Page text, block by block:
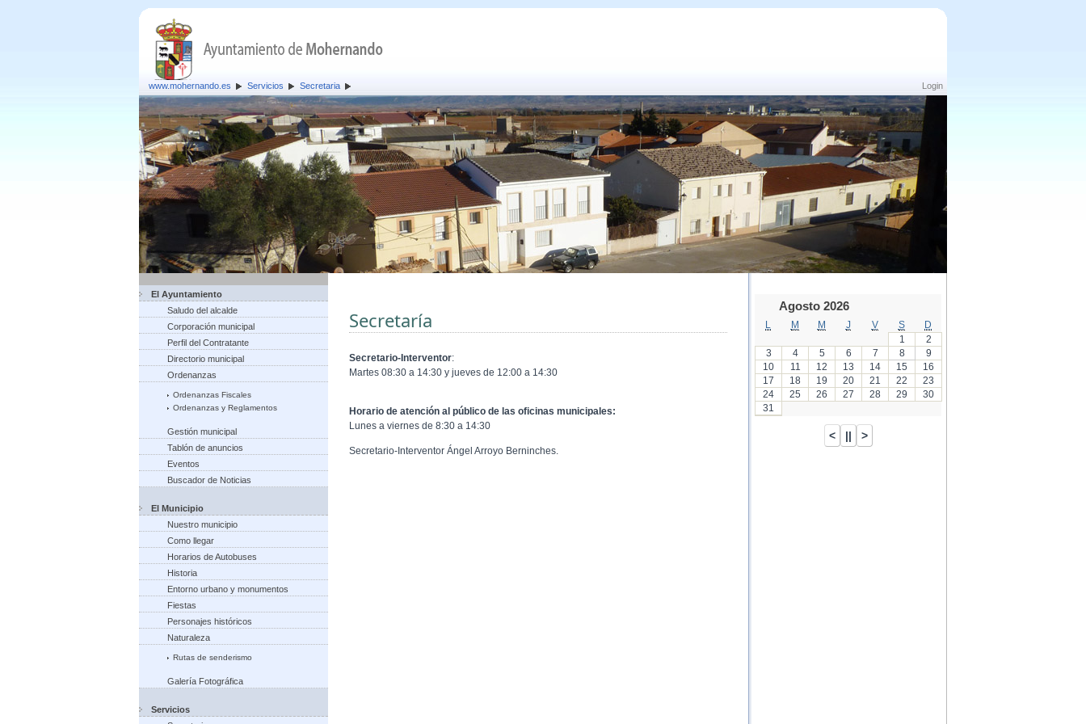
Login
www.mohernando.es Servicios Secretaria
El Ayuntamiento
Saludo del alcalde
Corporación municipal
Perfil del Contratante
Directorio municipal
Ordenanzas
Ordenanzas Fiscales
Ordenanzas y Reglamentos
Gestión municipal
Tablón de anuncios
Eventos
Buscador de Noticias
El Municipio
Nuestro municipio
Como llegar
Horarios de Autobuses
Historia
Entorno urbano y monumentos
Fiestas
Personajes históricos
Naturaleza
Rutas de senderismo
Galería Fotográfica
Servicios
Secretaría
Secretario-Interventor:
Martes 08:30 a 14:30 y jueves de 12:00 a 14:30
Horario de atención al público de las oficinas municipales:
Lunes a viernes de 8:30 a 14:30
Secretario-Interventor Ángel Arroyo Berninches.
Agosto 2026
M M J V S
D
1
2
3
4 5 6 7 8
9
10
11 12 13 14 15
16
17
18 19 20 21 22
23
24
25 26 27 28 29
30
31